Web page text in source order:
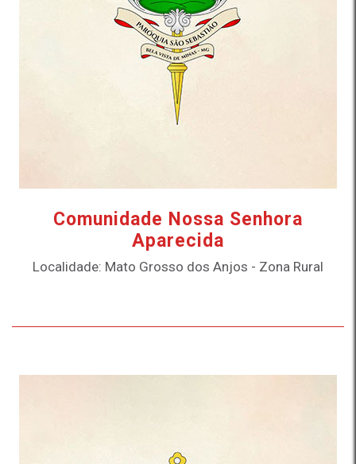
Comunidade Nossa Senhora
Aparecida
Localidade: Mato Grosso dos Anjos - Zona Rural